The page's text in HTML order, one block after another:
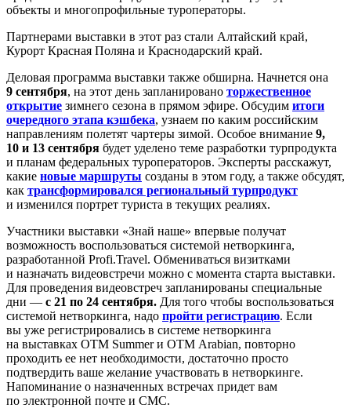
объекты и многопрофильные туроператоры.
Партнерами выставки в этот раз стали Алтайский край,
Курорт Красная Поляна и Краснодарский край.
Деловая программа выставки также обширна. Начнется она
9 сентября, на этот день запланировано торжественное
открытие зимнего сезона в прямом эфире. Обсудим итоги
очередного этапа кэшбека, узнаем по каким российским
направлениям полетят чартеры зимой. Особое внимание 9,
10 и 13 сентября будет уделено теме разработки турпродукта
и планам федеральных туроператоров. Эксперты расскажут,
какие новые маршруты созданы в этом году, а также обсудят,
как трансформировался региональный турпродукт
и изменился портрет туриста в текущих реалиях.
Участники выставки «Знай наше» впервые получат
возможность воспользоваться системой нетворкинга,
разработанной Profi.Travel. Обмениваться визитками
и назначать видеовстречи можно с момента старта выставки.
Для проведения видеовстреч запланированы специальные
дни — с 21 по 24 сентября. Для того чтобы воспользоваться
системой нетворкинга, надо пройти регистрацию. Если
вы уже регистрировались в системе нетворкинга
на выставках OTM Summer и OTM Arabian, повторно
проходить ее нет необходимости, достаточно просто
подтвердить ваше желание участвовать в нетворкинге.
Напоминание о назначенных встречах придет вам
по электронной почте и СМС.